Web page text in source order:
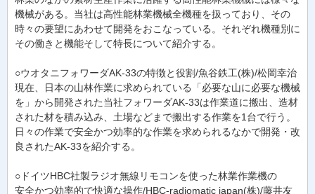
機械がある。当社は高性能林業機械全機種を扱っており、その
時々の要望にあわせて開発をおこなっている。それぞれ機種別に
その働きと機能そして特長について紹介する。
○ウオタニフォワーダAK-33の特徴と役割/魚谷鉄工(株)/松岡幸治
現在、日本の山林作業に求められている「必要な山に必要な機械
を」から開発された当社フォワーダAK-33は作業道に搬出、造材
された材を積み込み、土場などまで搬出する作業を1台で行う。
日々の作業で安全かつ効率的な作業を求められるなかで開発・改
良されたAK-33を紹介する。
○ドイツHBC社製ラジオ無線リモコンを使った林業作業機の
安全かつ効率的で快適な操作/HBC-radiomatic japan(株)/藤井友